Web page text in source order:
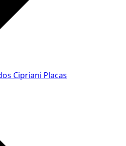
Cipriani Placas